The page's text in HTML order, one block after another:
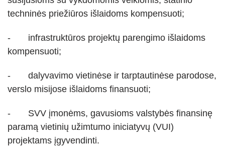
techninės priežiūros išlaidoms kompensuoti;
- infrastruktūros projektų parengimo išlaidoms
kompensuoti;
- dalyvavimo vietinėse ir tarptautinėse parodose,
verslo misijose išlaidoms finansuoti;
- SVV įmonėms, gavusioms valstybės finansinę
paramą vietinių užimtumo iniciatyvų (VUI)
projektams įgyvendinti.